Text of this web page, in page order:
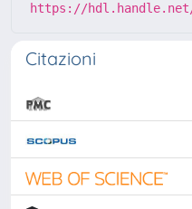
https://hdl.handle.net/
Citazioni